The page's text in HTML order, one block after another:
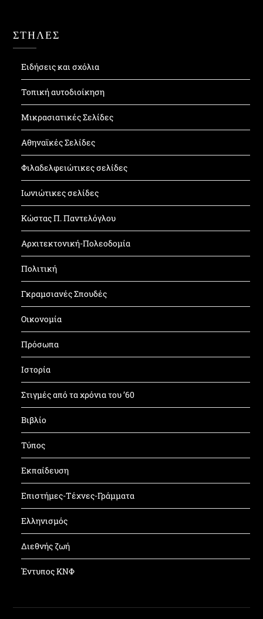
ΣΤΗΛΕΣ
Ειδήσεις και σχόλια
Τοπική αυτοδιοίκηση
Μικρασιατικές Σελίδες
Αθηναϊκές Σελίδες
Φιλαδελφειώτικες σελίδες
Ιωνιώτικες σελίδες
Κώστας Π. Παντελόγλου
Αρχιτεκτονική-Πολεοδομία
Πολιτική
Γκραμσιανές Σπουδές
Οικονομία
Πρόσωπα
Ιστορία
Στιγμές από τα χρόνια του ’60
Βιβλίο
Τύπος
Εκπαίδευση
Επιστήμες-Τέχνες-Γράμματα
Ελληνισμός
Διεθνής ζωή
Έντυπος ΚΝΦ